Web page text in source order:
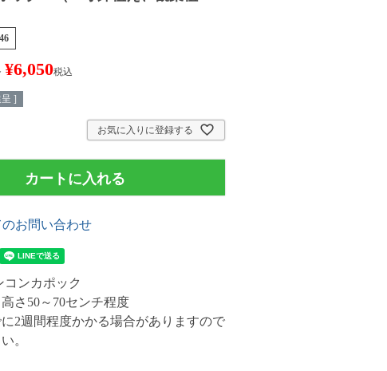
¥6,050税込
]
お気に入りに登録する
カートに入れる
お問い合わせ
ンカポック
さ50～70センチ程度
に2週間程度かかる場合がありますので
。